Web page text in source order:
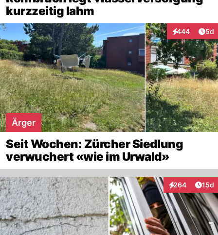
kurzzeitig lahm
444
Interaktionen
5d
Ärger
Seit Wochen: Zürcher Siedlung
verwuchert «wie im Urwald»
264
Interaktionen
15d